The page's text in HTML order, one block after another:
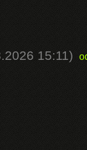
15:11)